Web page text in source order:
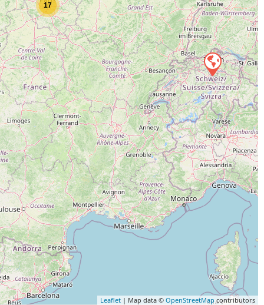
17
Leaflet | Map data © OpenStreetMapcontributors